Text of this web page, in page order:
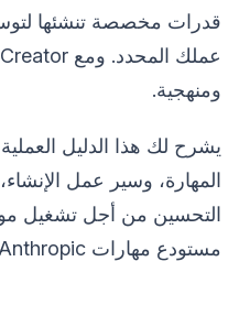
ومنهجية.
يشرح لك هذا الدليل
المهارة، وسير عمل
التحسين من أجل تشغيل
مستودع مهارات Anthropic الرسمي.